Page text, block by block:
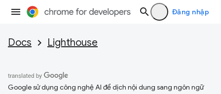
Đăng nhập
Docs Lighthouse
Google sử dụng công nghệ AI để dịch nội dung sang ngôn ngữ